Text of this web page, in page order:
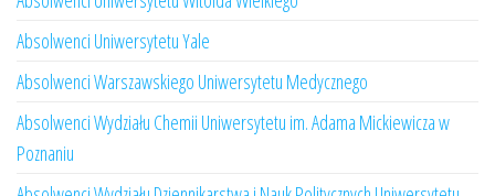
Absolwenci Uniwersytetu Yale
Absolwenci Warszawskiego Uniwersytetu Medycznego
Absolwenci Wydziału Chemii Uniwersytetu im. Adama Mickiewicza w
Poznaniu